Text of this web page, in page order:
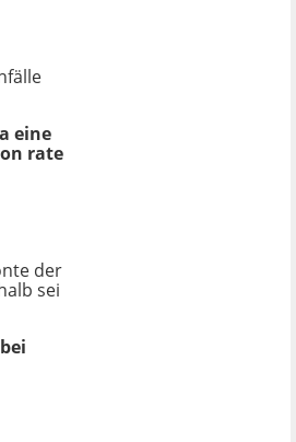
eine
rate
der
sei